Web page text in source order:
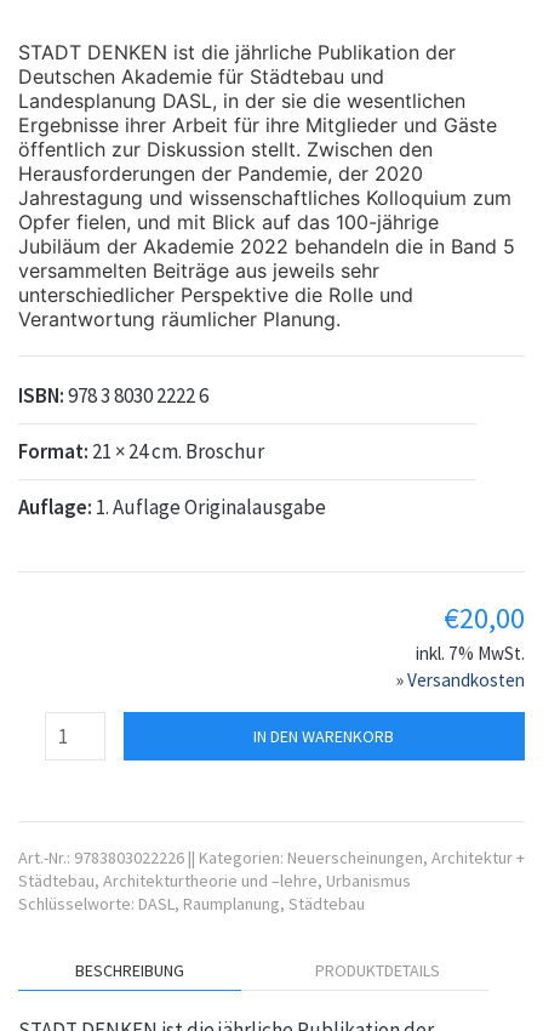
STADT DENKEN ist die jährliche Publikation der
Deutschen Akademie für Städtebau und
Landesplanung DASL, in der sie die wesentlichen
Ergebnisse ihrer Arbeit für ihre Mitglieder und Gäste
öffentlich zur Diskussion stellt. Zwischen den
Herausforderungen der Pandemie, der 2020
Jahrestagung und wissenschaftliches Kolloquium zum
Opfer fielen, und mit Blick auf das 100-jährige
Jubiläum der Akademie 2022 behandeln die in Band 5
versammelten Beiträge aus jeweils sehr
unterschiedlicher Perspektive die Rolle und
Verantwortung räumlicher Planung.
ISBN:978 3 8030 2222 6
Format: 21 × 24 cm. Broschur
Auflage: 1. Auflage Originalausgabe
€20,00
inkl. 7% MwSt.
»Versandkosten
IN DEN WARENKORB
Art.-Nr.: 9783803022226 || Kategorien: Neuerscheinungen, Architektur +
Städtebau, Architekturtheorie und –lehre, Urbanismus
Schlüsselworte: DASL, Raumplanung, Städtebau
BESCHREIBUNG PRODUKTDETAILS